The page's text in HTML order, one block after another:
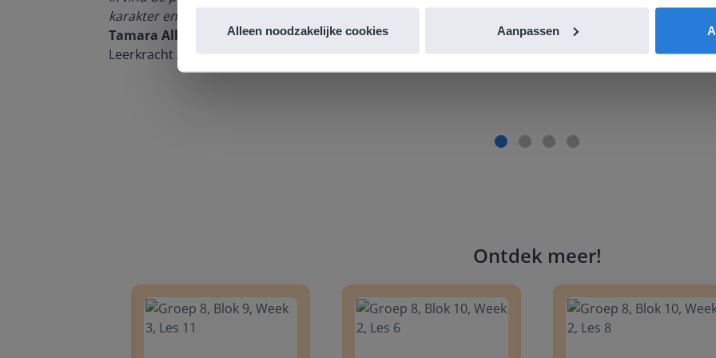
Alleen noodzakelijke cookies Aanpassen
karakter en de informatievoorziening via de website. Ik kan niets ter verbetering noemen.
Tamara Alkemade
Leerkracht / ICT-coördinator op de Prinses Margrietschool
Ontdek meer!